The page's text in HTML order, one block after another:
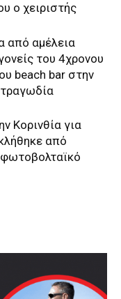
ο χειριστής
από αμέλεια
του 4χρονου
beach bar στην
Κορινθία για
από